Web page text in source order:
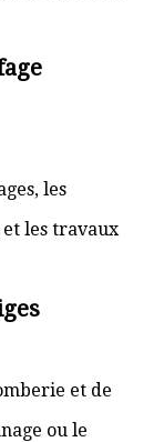
les
les travaux
et de
ou le